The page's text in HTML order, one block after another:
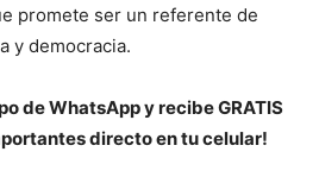
promete ser un referente de
y democracia.
de WhatsApp y recibe GRATIS
directo en tu celular!